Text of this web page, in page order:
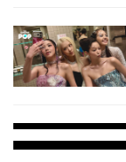
ต้องโขกสับกันจน
กรณีของซานโชก็
ประสบปัญหาอย่า